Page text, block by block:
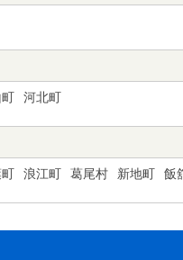
河北町
浪江町 葛尾村 新地町 飯